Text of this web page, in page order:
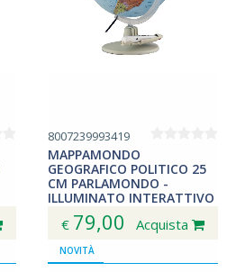
8007239993419
MAPPAMONDO
GEOGRAFICO POLITICO 25
CM PARLAMONDO -
ILLUMINATO INTERATTIVO
€ 79,00 Acquista
NOVITÀ